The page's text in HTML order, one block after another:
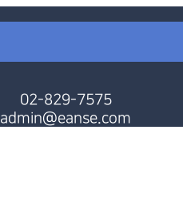
02-829-7575
admin@eanse.com